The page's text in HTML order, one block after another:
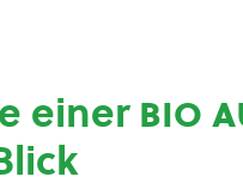
einerbio